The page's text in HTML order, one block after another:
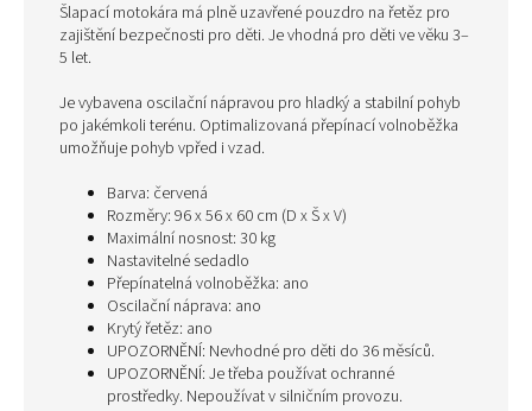
Šlapací motokára má plně uzavřené pouzdro na řetěz pro
zajištění bezpečnosti pro děti. Je vhodná pro děti ve věku 3–
5 let.
Je vybavena oscilační nápravou pro hladký a stabilní pohyb
po jakémkoli terénu. Optimalizovaná přepínací volnoběžka
umožňuje pohyb vpřed i vzad.
Barva: červená
Rozměry: 96 x 56 x 60 cm (D x Š x V)
Maximální nosnost: 30 kg
Nastavitelné sedadlo
Přepínatelná volnoběžka: ano
Oscilační náprava: ano
Krytý řetěz: ano
UPOZORNĚNÍ: Nevhodné pro děti do 36 měsíců.
UPOZORNĚNÍ: Je třeba používat ochranné
prostředky. Nepoužívat v silničním provozu.